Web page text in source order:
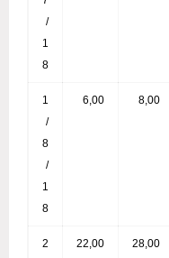
/
1
8
1
/
8
/
1
8
6,00 8,00
2
22,00 28,00